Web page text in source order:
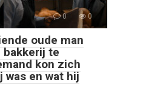
0 0
oude man
bakkerij te
kon zich
was en wat hij